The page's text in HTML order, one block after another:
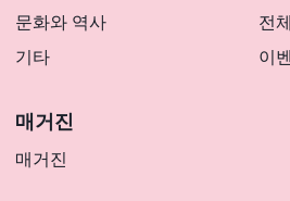
문화와 역사
기타
전
이
매거진
매거진